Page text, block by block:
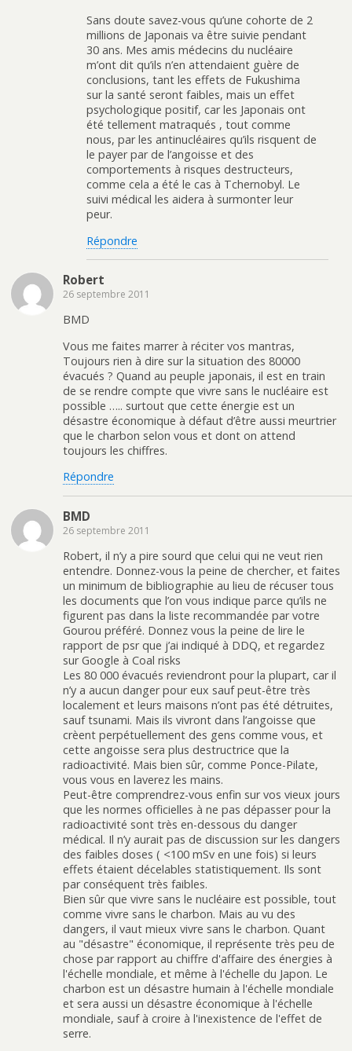
Sans doute savez-vous qu’une cohorte de 2
millions de Japonais va être suivie pendant
30 ans. Mes amis médecins du nucléaire
m’ont dit qu’ils n’en attendaient guère de
conclusions, tant les effets de Fukushima
sur la santé seront faibles, mais un effet
psychologique positif, car les Japonais ont
été tellement matraqués , tout comme
nous, par les antinucléaires qu’ils risquent de
le payer par de l’angoisse et des
comportements à risques destructeurs,
comme cela a été le cas à Tchernobyl. Le
suivi médical les aidera à surmonter leur
peur.
Répondre
Robert
26 septembre 2011
BMD
Vous me faites marrer à réciter vos mantras,
Toujours rien à dire sur la situation des 80000
évacués ? Quand au peuple japonais, il est en train
de se rendre compte que vivre sans le nucléaire est
possible ….. surtout que cette énergie est un
désastre économique à défaut d’être aussi meurtrier
que le charbon selon vous et dont on attend
toujours les chiffres.
Répondre
BMD
26 septembre 2011
Robert, il n’y a pire sourd que celui qui ne veut rien
entendre. Donnez-vous la peine de chercher, et faites
un minimum de bibliographie au lieu de récuser tous
les documents que l’on vous indique parce qu’ils ne
figurent pas dans la liste recommandée par votre
Gourou préféré. Donnez vous la peine de lire le
rapport de psr que j’ai indiqué à DDQ, et regardez
sur Google à Coal risks
Les 80 000 évacués reviendront pour la plupart, car il
n’y a aucun danger pour eux sauf peut-être très
localement et leurs maisons n’ont pas été détruites,
sauf tsunami. Mais ils vivront dans l’angoisse que
crèent perpétuellement des gens comme vous, et
cette angoisse sera plus destructrice que la
radioactivité. Mais bien sûr, comme Ponce-Pilate,
vous vous en laverez les mains.
Peut-être comprendrez-vous enfin sur vos vieux jours
que les normes officielles à ne pas dépasser pour la
radioactivité sont très en-dessous du danger
médical. Il n’y aurait pas de discussion sur les dangers
des faibles doses ( <100 mSv en une fois) si leurs
effets étaient décelables statistiquement. Ils sont
par conséquent très faibles.
Bien sûr que vivre sans le nucléaire est possible, tout
comme vivre sans le charbon. Mais au vu des
dangers, il vaut mieux vivre sans le charbon. Quant
au "désastre" économique, il représente très peu de
chose par rapport au chiffre d'affaire des énergies à
l'échelle mondiale, et même à l'échelle du Japon. Le
charbon est un désastre humain à l'échelle mondiale
et sera aussi un désastre économique à l'échelle
mondiale, sauf à croire à l'inexistence de l'effet de
serre.